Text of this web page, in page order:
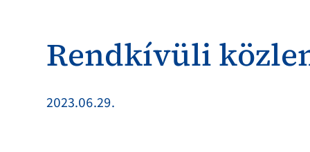
Rendkívüli
2023.06.29.